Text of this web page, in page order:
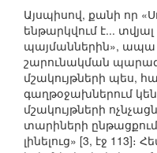
Այսպիսով, քանի որ
ենթարկվում է...
պայմաններին», ապա
շարունակման
մշակույթների պես,
գաղթօջախներում
մշակույթների
տարիների
լինելուց» [3, էջ